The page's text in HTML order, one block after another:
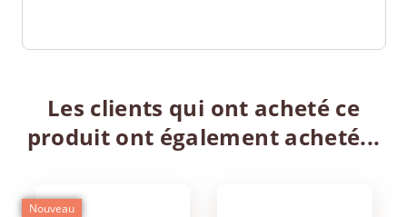
Les clients qui ont acheté ce
produit ont également acheté...
Nouveau